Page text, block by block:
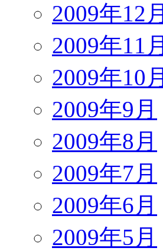
2009年12月
2009年11月
2009年10月
2009年9月
2009年8月
2009年7月
2009年6月
2009年5月